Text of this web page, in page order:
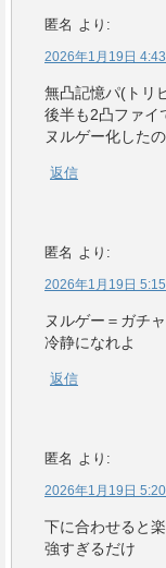
匿名 より:
2026年1月19日
無凸記憶パ(トリ
後半も2凸ファイ
ヌルゲー化した
返信
匿名 より:
2026年1月19日
ヌルゲー＝ガチ
冷静になれよ
返信
匿名 より:
2026年1月19日
下に合わせると
強すぎるだけ